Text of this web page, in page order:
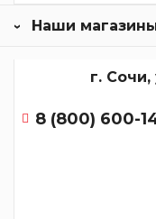
Наши
г. Сочи,
8 (800) 600-